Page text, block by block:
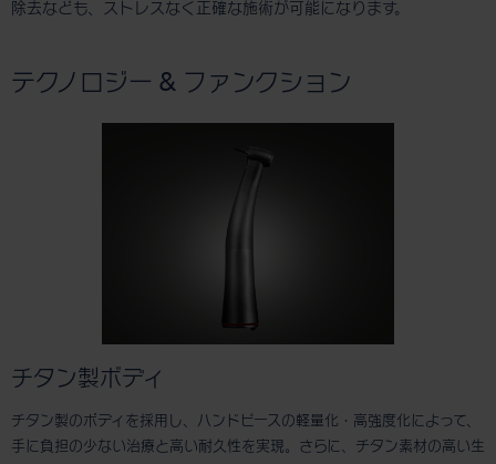
除去なども、ストレスなく正確な施術が可能になります。
テクノロジー & ファンクション
チタン製ボディ
チタン製のボディを採用し、ハンドピースの軽量化・高強度化によって、
手に負担の少ない治療と高い耐久性を実現。さらに、チタン素材の高い生